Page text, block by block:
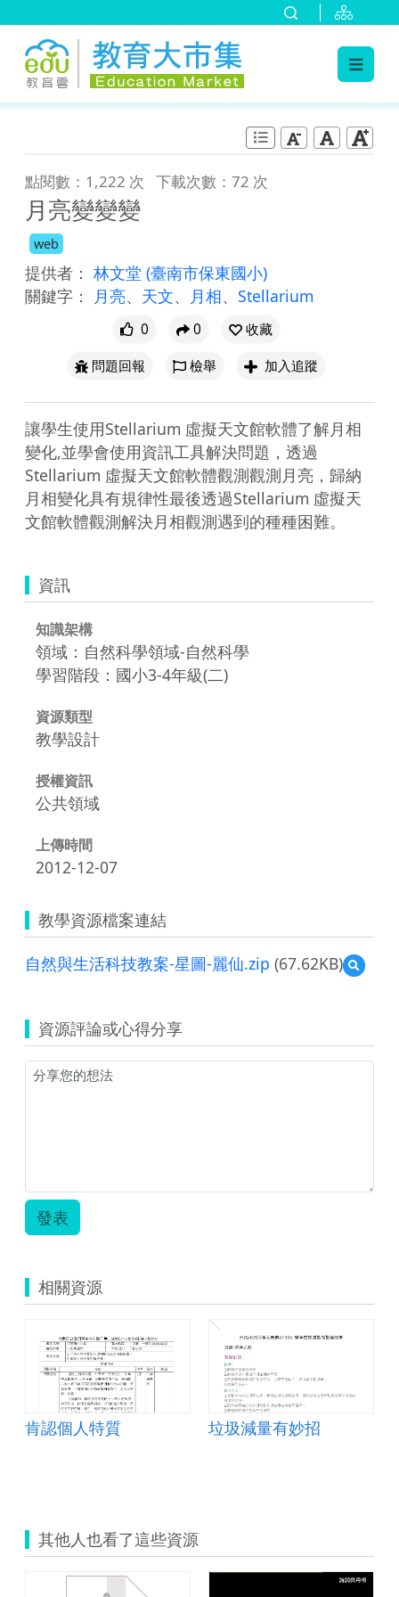
點閱數：1,222 次 下載次數：72 次
月亮變變變
web
提供者： 林文堂 (臺南市保東國小)
關鍵字：
月亮、 天文、 月相、 Stellarium
0 0
收藏
問題回報
檢舉 加入追蹤
讓學生使用Stellarium 虛擬天文館軟體了解月相
變化,並學會使用資訊工具解決問題，透過
Stellarium 虛擬天文館軟體觀測觀測月亮，歸納
月相變化具有規律性最後透過Stellarium 虛擬天
文館軟體觀測解決月相觀測遇到的種種困難。
資訊
知識架構
領域：自然科學領域-自然科學
學習階段：國小3-4年級(二)
資源類型
教學設計
授權資訊
公共領域
上傳時間
2012-12-07
教學資源檔案連結
自然與生活科技教案-星圖-麗仙.zip (67.62KB)
預
覽
生
活
資源評論或心得分享
發表
相關資源
肯認個人特質
垃圾減量有妙招
其他人也看了這些資源